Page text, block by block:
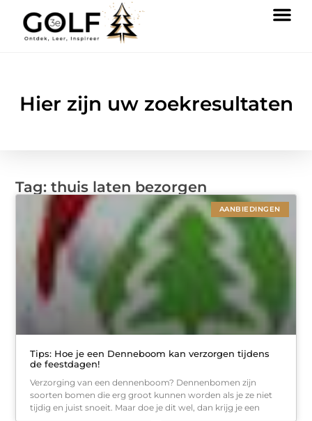
Hier zijn uw zoekresultaten
Tag: thuis laten bezorgen
AANBIEDINGEN
Tips: Hoe je een Denneboom kan verzorgen tijdens
de feestdagen!
Verzorging van een dennenboom? Dennenbomen zijn
soorten bomen die erg groot kunnen worden als je ze niet
tijdig en juist snoeit. Maar doe je dit wel, dan krijg je een